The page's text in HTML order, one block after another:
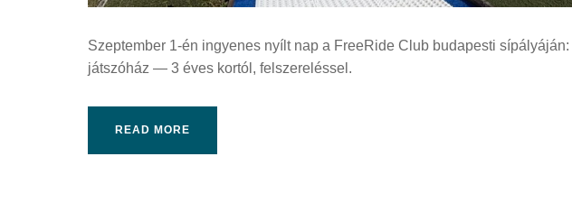
Szeptember 1-én ingyenes nyílt nap a FreeRide Club budapesti
játszóház — 3 éves kortól, felszereléssel.
READ MORE